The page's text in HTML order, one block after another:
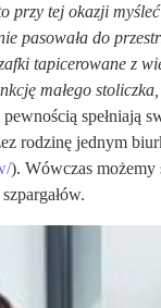
przy tej okazji
pasowała do
tapicerowane z
małego stoliczka
spełniają
rodzinę jednym
). Wówczas możemy